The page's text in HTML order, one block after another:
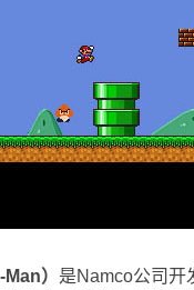
） 是Namco公司开